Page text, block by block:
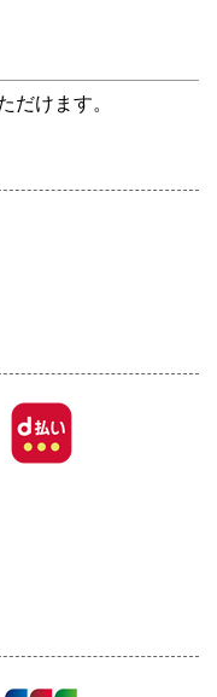
だけます。